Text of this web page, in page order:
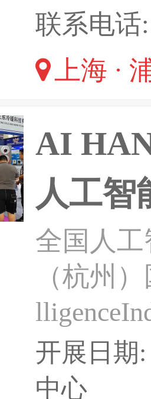
资源,是
00+开源
联系电话
上海 ·
AI
人工智
全国人
（杭州
开展日期
中心